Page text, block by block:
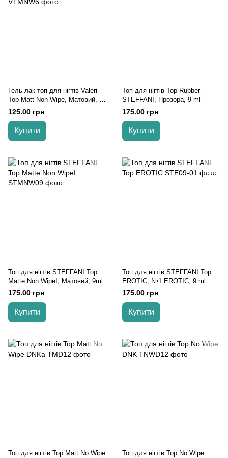
Гель-лак топ для нігтів Valeri
Top Matt Non Wipe, Матовий, 6
ml
125.00 грн
Купити
Топ для нігтів Top Rubber
STEFFANI, Прозора, 9 ml
175.00 грн
Купити
Топ для нігтів STEFFANI Top
Matte Non WipeI, Матовий, 9ml
175.00 грн
Купити
Топ для нігтів STEFFANI Top
EROTIC, №1 EROTIC, 9 ml
175.00 грн
Купити
Топ для нігтів Top Matt No Wipe
Топ для нігтів Top No Wipe